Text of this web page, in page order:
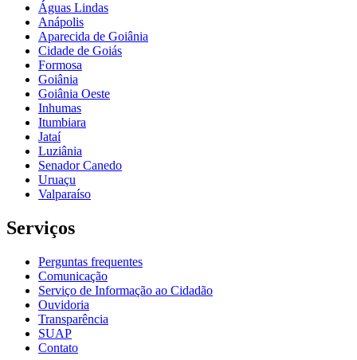
Águas Lindas
Anápolis
Aparecida de Goiânia
Cidade de Goiás
Formosa
Goiânia
Goiânia Oeste
Inhumas
Itumbiara
Jataí
Luziânia
Senador Canedo
Uruaçu
Valparaíso
Serviços
Perguntas frequentes
Comunicação
Serviço de Informação ao Cidadão
Ouvidoria
Transparência
SUAP
Contato